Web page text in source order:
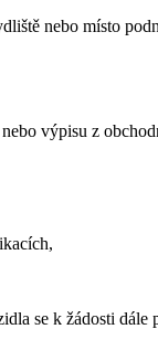
nebo místo
výpisu z
se k žádosti dále